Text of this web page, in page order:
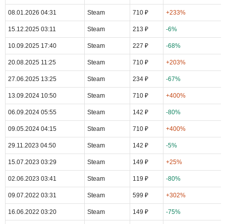
08.01.2026 04:31 Steam 710 ₽ +233%
15.12.2025 03:11 Steam 213 ₽ -6%
10.09.2025 17:40 Steam 227 ₽ -68%
20.08.2025 11:25 Steam 710 ₽ +203%
27.06.2025 13:25 Steam 234 ₽ -67%
13.09.2024 10:50 Steam 710 ₽ +400%
06.09.2024 05:55 Steam 142 ₽ -80%
09.05.2024 04:15 Steam 710 ₽ +400%
29.11.2023 04:50 Steam 142 ₽ -5%
15.07.2023 03:29 Steam 149 ₽ +25%
02.06.2023 03:41 Steam 119 ₽ -80%
09.07.2022 03:31 Steam 599 ₽ +302%
16.06.2022 03:20 Steam 149 ₽ -75%